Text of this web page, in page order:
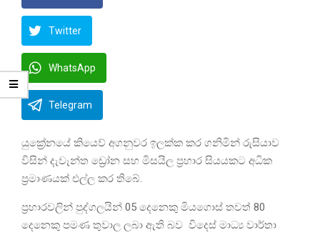
Twitter
WhatsApp
Telegram
යුක්‍රේනයේ කියෙව් අගනුවර ඉලක්ක කර ගනිමින් රුසියාව
විසින් දැවැන්ත ඩ්‍රෝන සහ මිසයිල ප්‍රහාර සියයකට අධික
ප්‍රමාණයක් එල්ල කර තිබේ.
ප්‍රහාරවලින් පුද්ගලයින් 05 දෙනෙකු මියගොස් තවත් 80
දෙනෙකු පමණ තුවාල ලබා ඇති බව විදෙස් මාධ්‍ය වාර්තා